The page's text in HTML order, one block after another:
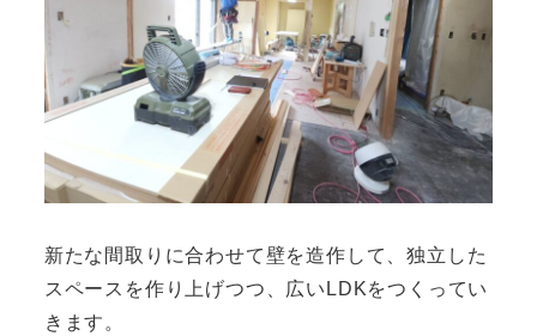
新たな間取りに合わせて壁を造作して、独立した
スペースを作り上げつつ、広いLDKをつくってい
きます。